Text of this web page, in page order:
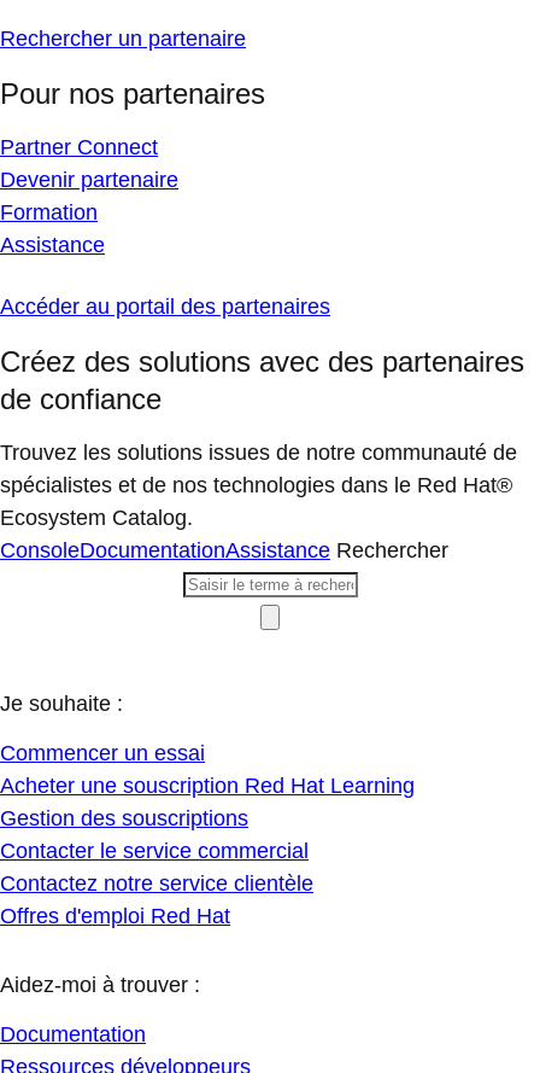
Rechercher un partenaire
Pour nos partenaires
Partner Connect
Devenir partenaire
Formation
Assistance
Accéder au portail des partenaires
Créez des solutions avec des partenaires
de confiance
Trouvez les solutions issues de notre communauté de
spécialistes et de nos technologies dans le Red Hat®
Ecosystem Catalog.
ConsoleDocumentationAssistance Rechercher
Je souhaite :
Commencer un essai
Acheter une souscription Red Hat Learning
Gestion des souscriptions
Contacter le service commercial
Contactez notre service clientèle
Offres d'emploi Red Hat
Aidez-moi à trouver :
Documentation
Ressources développeurs